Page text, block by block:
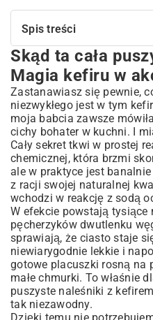
Spis treści
Skąd ta cała puszystość?
w akcji
Co musisz mieć pod ręką,
lista skarbów
Robimy naleśniki! Mój
sposób krok po kroku
Z czym podawać te cuda?
serwowanie
Teraz Twoja kolej na
Skąd ta cała
Magia kefiru w
Zastanawiasz się pewnie,
niezwykłego jest w tym
moja babcia zawsze
cichy bohater w kuchni. I
Cały sekret tkwi w prostej
chemicznej, która brzmi
ale w praktyce jest
z racji swojej naturalnej
wchodzi w reakcję z sodą
W efekcie powstają tysiące
pęcherzyków dwutlenku
sprawiają, że ciasto staje
niewiarygodnie lekkie i
gotowe placuszki rosną na
małe chmurki. To właśnie
puszyste naleśniki z
tak niezawodny.